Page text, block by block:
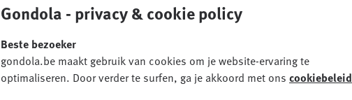
Gondola - privacy & cookie policy
Beste bezoeker
gondola.be maakt gebruik van cookies om je website-ervaring te
optimaliseren. Door verder te surfen, ga je akkoord met ons cookiebeleid